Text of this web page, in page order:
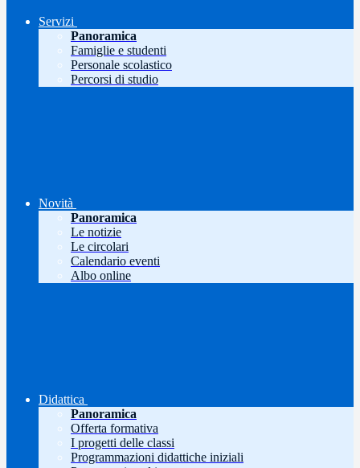
Servizi
Panoramica
Famiglie e studenti
Personale scolastico
Percorsi di studio
Novità
Panoramica
Le notizie
Le circolari
Calendario eventi
Albo online
Didattica
Panoramica
Offerta formativa
I progetti delle classi
Programmazioni didattiche iniziali